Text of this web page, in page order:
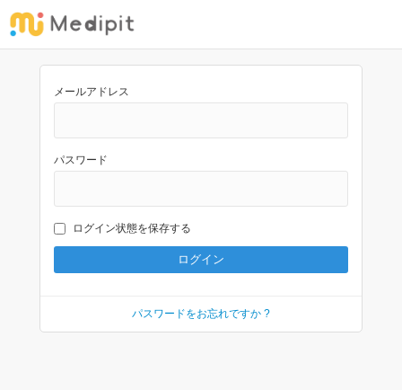
メールアドレス
パスワード
ログイン状態を保存する
パスワードをお忘れですか ?